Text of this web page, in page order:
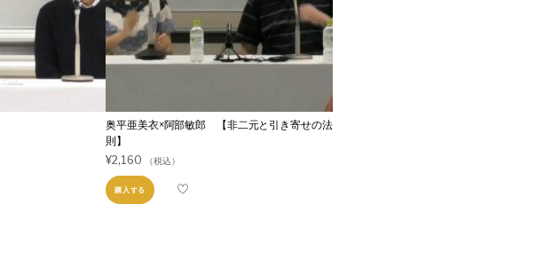
奥平亜美衣×阿部敏郎 【非二元と引き寄せの法
則】
¥2,160 （税込）
購入する